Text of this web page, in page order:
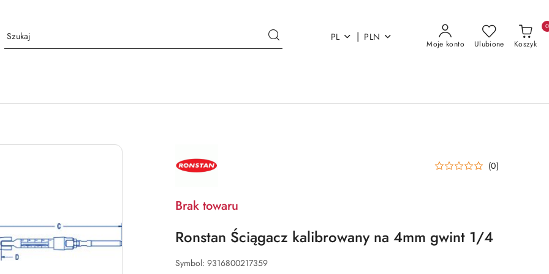
PL | PLN
Moje konto Ulubione Koszyk
0
PRODUCENTA:
RONSTAN (0)
Brak towaru
Ronstan Ściągacz kalibrowany na 4mm gwint 1/4
Symbol: 9316800217359